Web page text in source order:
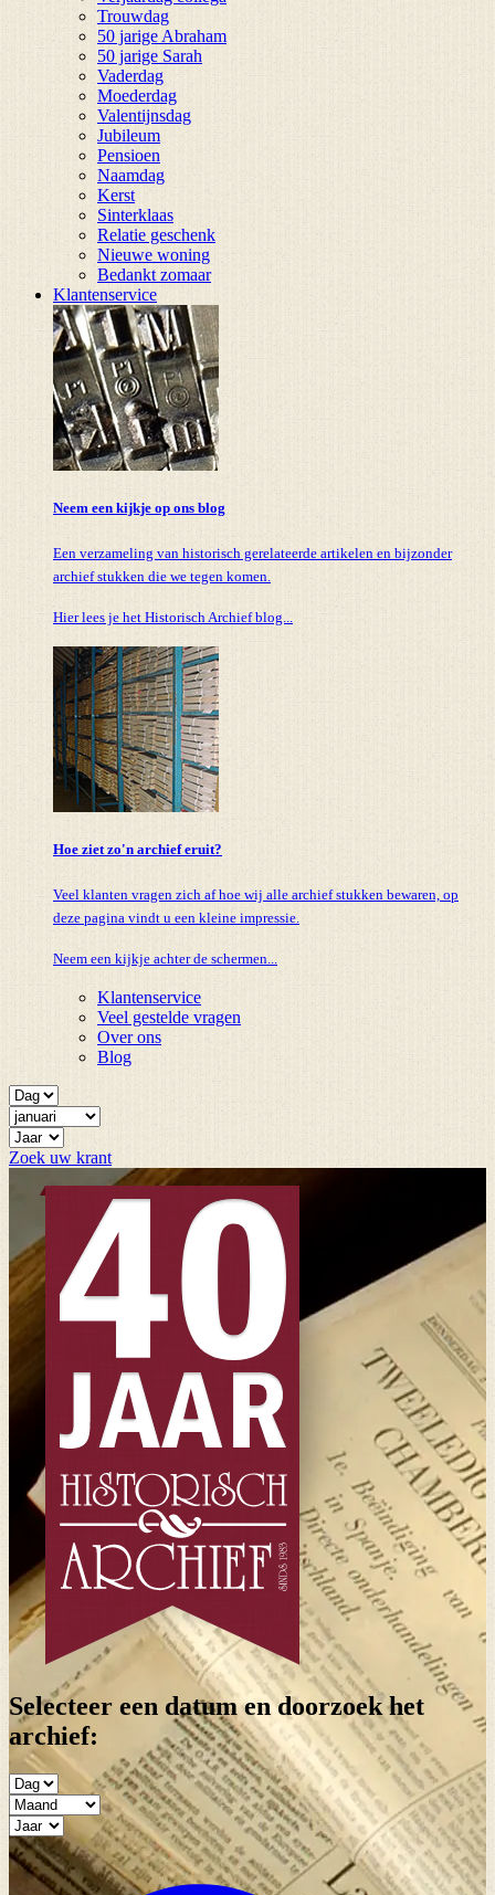
Trouwdag
50 jarige Abraham
50 jarige Sarah
Vaderdag
Moederdag
Valentijnsdag
Jubileum
Pensioen
Naamdag
Kerst
Sinterklaas
Relatie geschenk
Nieuwe woning
Bedankt zomaar
Klantenservice
Neem een kijkje op ons blog
Een verzameling van historisch gerelateerde artikelen en bijzonder
archief stukken die we tegen komen.
Hier lees je het Historisch Archief blog...
Hoe ziet zo'n archief eruit?
Veel klanten vragen zich af hoe wij alle archief stukken bewaren, op
deze pagina vindt u een kleine impressie.
Neem een kijkje achter de schermen...
Klantenservice
Veel gestelde vragen
Over ons
Blog
Zoek uw krant
Selecteer een datum en doorzoek het
archief: